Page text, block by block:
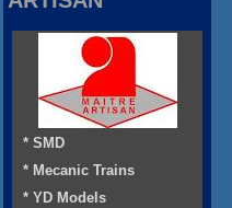
* SMD
* Mecanic Trains
* YD Models